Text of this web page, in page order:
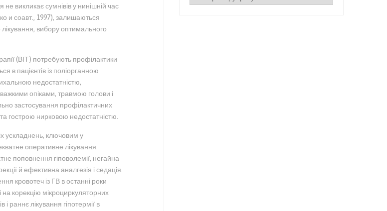
викликає сумнівів у нинішній час
и соавт., 1997), залишаються
вибору оптимального
(ВІТ) потребують профілактики
в пацієнтів із поліорганною
недостатністю,
опіками, травмою голови і
застосування профілактичних
гострою нирковою недостатністю.
ускладнень, ключовим у
оперативне лікування.
поповнення гіповолемії, негайна
й ефективна аналгезія і седація.
кровотеч із ГВ в останні роки
корекцію мікроциркуляторних
раннє лікування гіпотермії в